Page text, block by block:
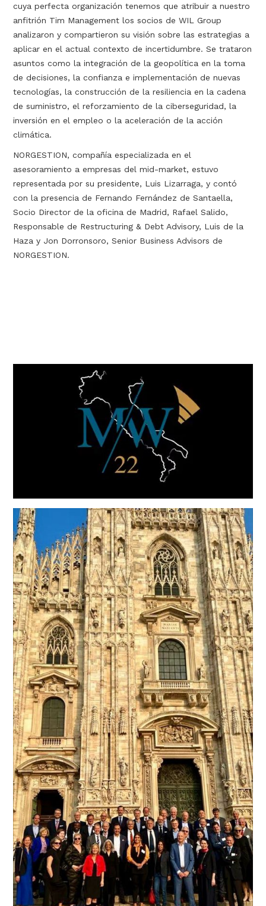
cuya perfecta organización tenemos que atribuir a nuestro
anfitrión Tim Management los socios de WIL Group
analizaron y compartieron su visión sobre las estrategias a
aplicar en el actual contexto de incertidumbre. Se trataron
asuntos como la integración de la geopolítica en la toma
de decisiones, la confianza e implementación de nuevas
tecnologías, la construcción de la resiliencia en la cadena
de suministro, el reforzamiento de la ciberseguridad, la
inversión en el empleo o la aceleración de la acción
climática.
NORGESTION, compañía especializada en el
asesoramiento a empresas del mid-market, estuvo
representada por su presidente, Luis Lizarraga, y contó
con la presencia de Fernando Fernández de Santaella,
Socio Director de la oficina de Madrid, Rafael Salido,
Responsable de Restructuring & Debt Advisory, Luis de la
Haza y Jon Dorronsoro, Senior Business Advisors de
NORGESTION.